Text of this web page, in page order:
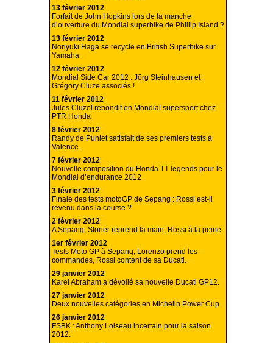
13 février 2012
Forfait de John Hopkins lors de la manche
d’ouverture du Mondial superbike de Phillip Island ?
13 février 2012
Noriyuki Haga se recycle en British Superbike sur
Yamaha
12 février 2012
Mondial Side Car 2012 : Jörg Steinhausen et
Grégory Cluze associés !
11 février 2012
Jules Cluzel rebondit en Mondial supersport chez
PTR Honda
8 février 2012
Randy de Puniet satisfait de ses premiers tests à
Valence.
7 février 2012
Nouvelle composition du Honda TT legends pour le
Mondial d’endurance 2012
3 février 2012
Finale des tests motoGP de Sepang : Rossi est-il
revenu dans la course ?
2 février 2012
A Sepang, Stoner reprend la main, Rossi à la peine
1er février 2012
Tests Moto GP à Sepang, Lorenzo prend les
commandes, Rossi content de sa Ducati.
29 janvier 2012
Karel Abraham a dévoilé sa nouvelle Ducati GP12.
27 janvier 2012
Deux nouvelles catégories en Michelin Power Cup
26 janvier 2012
FSBK : Anthony Loiseau incertain pour la saison
2012.